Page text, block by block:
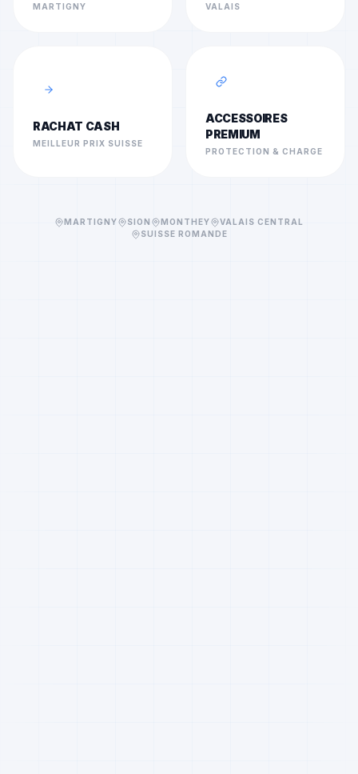
MARTIGNY
VALAIS
RACHAT CASH
MEILLEUR PRIX SUISSE
ACCESSOIRES
PREMIUM
PROTECTION & CHARGE
MARTIGNY SION MONTHEY
VALAIS CENTRAL
SUISSE ROMANDE